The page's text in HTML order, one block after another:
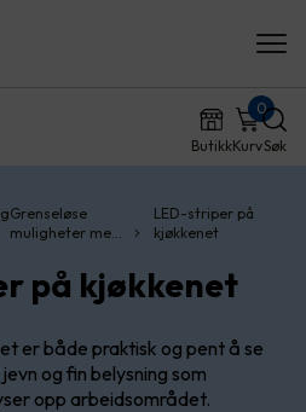
ButikkKurv
0
Søk
Grenseløse
muligheter me…
LED-striper på
kjøkkenet
på kjøkkenet
er både praktisk og pent å se
og fin belysning som
opp arbeidsområdet.